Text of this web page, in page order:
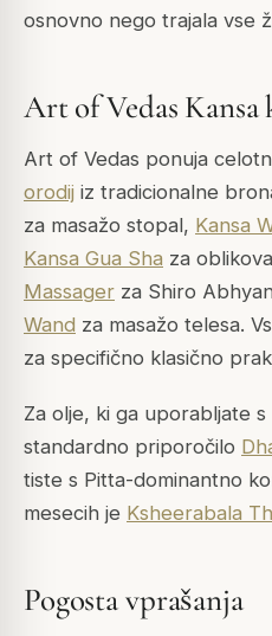
osnovno nego trajala vse
Art of Vedas Kansa
Art of Vedas ponuja
orodij iz tradicionalne
za masažo stopal, Kansa
Kansa Gua Sha za
Massager za Shiro
Wand za masažo telesa.
za specifično klasično
Za olje, ki ga uporabljate s
standardno priporočilo
tiste s Pitta-dominantno
mesecih je Ksheerabala
Pogosta vprašanja